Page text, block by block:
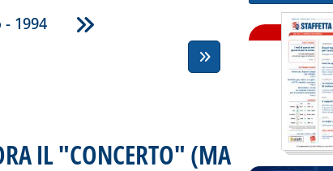
1994
IL "CONCERTO" (MA